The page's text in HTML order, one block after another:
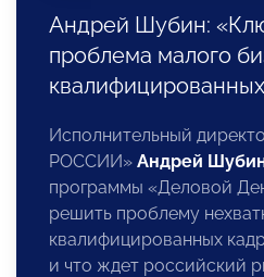
Андрей Шубин:
проблема малого
Исполнительный
РОССИИ» Андрей
программы «Деловой
решить проблему
квалифицированных
и что ждет российский